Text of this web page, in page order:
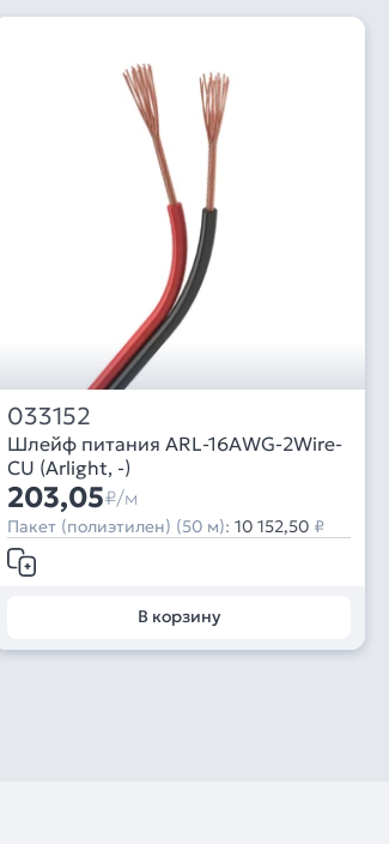
033152
Шлейф питания ARL-16AWG-2Wire-
CU (Arlight, -)
203,05₽/м
Пакет (полиэтилен) (50 м): 10 152,50 ₽
В корзину